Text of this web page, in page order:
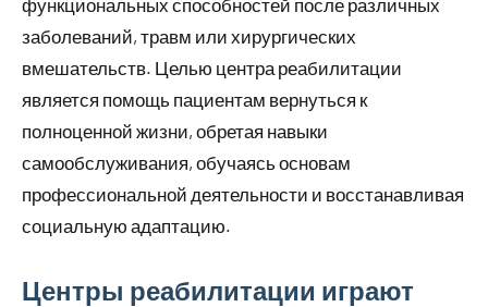
заболеваний, травм или хирургических
вмешательств. Целью центра реабилитации
является помощь пациентам вернуться к
полноценной жизни, обретая навыки
самообслуживания, обучаясь основам
профессиональной деятельности и восстанавливая
социальную адаптацию.
Центры реабилитации играют